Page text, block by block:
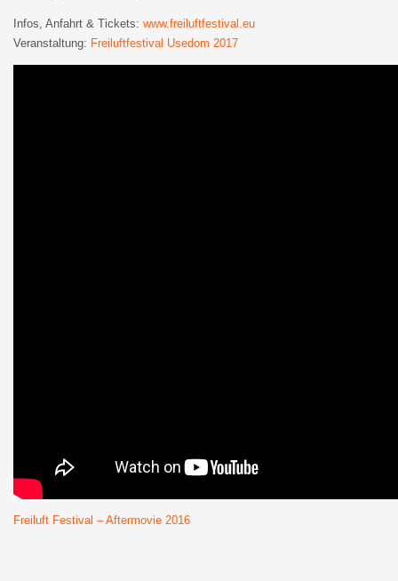
Infos, Anfahrt & Tickets: www.freiluftfestival.eu
Veranstaltung: Freiluftfestival Usedom 2017
Freiluft Festival – Aftermovie 2016